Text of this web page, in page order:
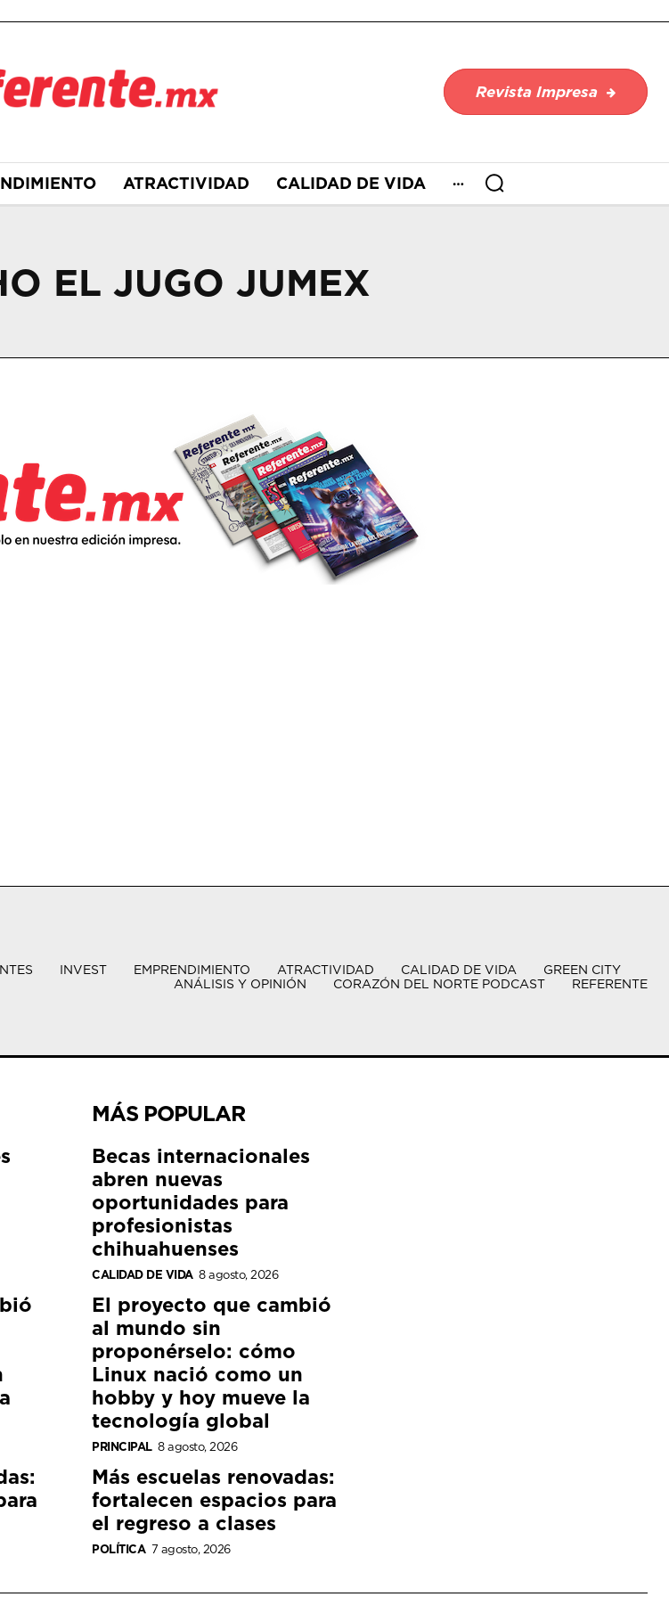
Revista Impresa
ATRACTIVIDAD CALIDAD DE VIDA
EL JUGO JUMEX
INVEST EMPRENDIMIENTO ATRACTIVIDAD CALIDAD DE VIDA
GREEN CITY
ANÁLISIS Y OPINIÓN
CORAZÓN DEL NORTE PODCAST REFERENTE
MÁS POPULAR
Becas internacionales
abren nuevas
oportunidades para
profesionistas
chihuahuenses
CALIDAD DE VIDA 8 agosto, 2026
El proyecto que cambió
al mundo sin
proponérselo: cómo
Linux nació como un
hobby y hoy mueve la
tecnología global
PRINCIPAL 8 agosto, 2026
Más escuelas renovadas:
fortalecen espacios para
el regreso a clases
POLÍTICA 7 agosto, 2026